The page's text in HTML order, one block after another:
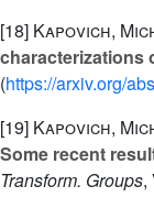
[18] Kapovich,
characterizations
(https://arxiv.org/
[19] Kapovich,
Some recent
Transform. Groups,